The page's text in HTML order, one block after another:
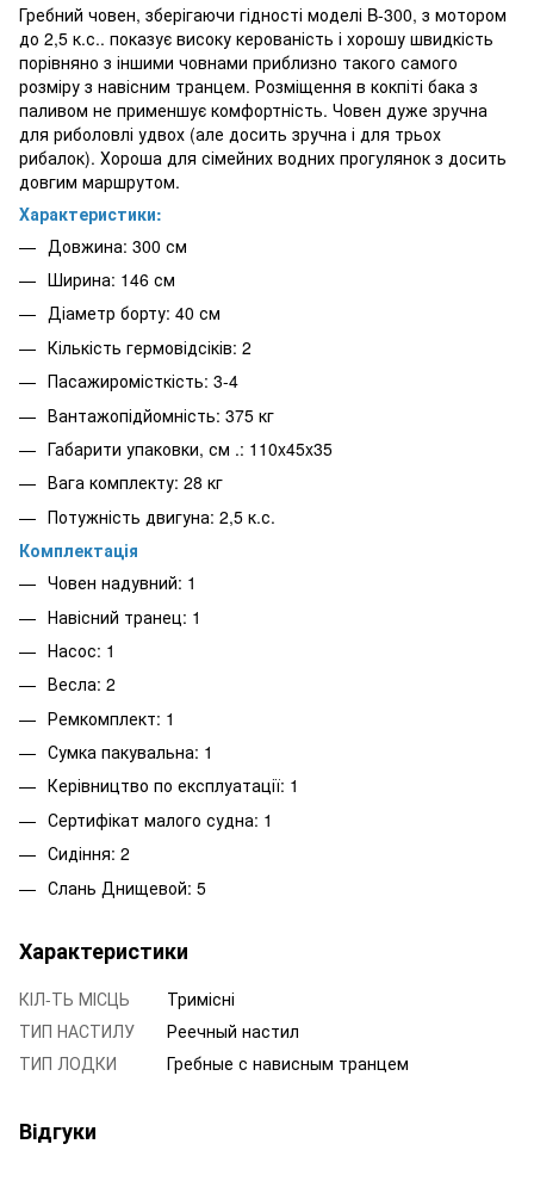
Гребний човен, зберігаючи гідності моделі B-300, з мотором
до 2,5 к.с.. показує високу керованість і хорошу швидкість
порівняно з іншими човнами приблизно такого самого
розміру з навісним транцем. Розміщення в кокпіті бака з
паливом не применшує комфортність. Човен дуже зручна
для риболовлі удвох (але досить зручна і для трьох
рибалок). Хороша для сімейних водних прогулянок з досить
довгим маршрутом.
Характеристики:
Довжина: 300 см
Ширина: 146 см
Діаметр борту: 40 см
Кількість гермовідсіків: 2
Пасажиромісткість: 3-4
Вантажопідйомність: 375 кг
Габарити упаковки, см .: 110x45x35
Вага комплекту: 28 кг
Потужність двигуна: 2,5 к.с.
Комплектація
Човен надувний: 1
Навісний транец: 1
Насос: 1
Весла: 2
Ремкомплект: 1
Сумка пакувальна: 1
Керівництво по експлуатації: 1
Сертифікат малого судна: 1
Сидіння: 2
Слань Днищевой: 5
Характеристики
КІЛ-ТЬ МІСЦЬ
Тримісні
ТИП НАСТИЛУ
Реечный настил
ТИП ЛОДКИ
Гребные с нависным транцем
Відгуки